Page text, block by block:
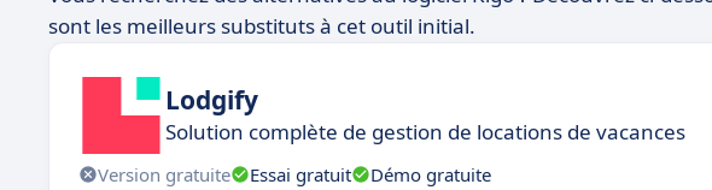
sont les meilleurs substituts à cet outil initial.
Lodgify
Solution complète de gestion de locations de vacances
Version gratuite Essai gratuit Démo gratuite